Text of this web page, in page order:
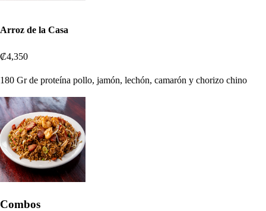
Arroz de la Casa
₡4,350
180 Gr de proteína pollo, jamón, lechón, camarón y chorizo chino
Combos